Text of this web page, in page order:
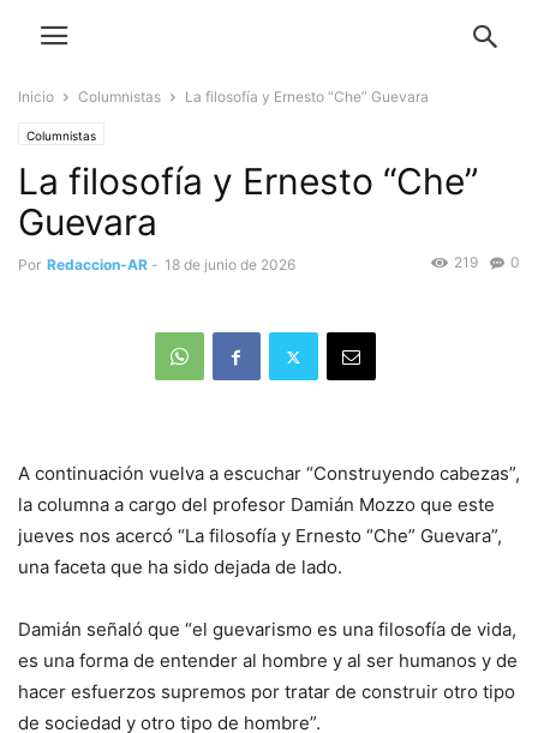
Inicio Columnistas La filosofía y Ernesto “Che” Guevara
Columnistas
La filosofía y Ernesto “Che”
Guevara
Por Redaccion-AR - 18 de junio de 2026 0
219
A continuación vuelva a escuchar “Construyendo cabezas”,
la columna a cargo del profesor Damián Mozzo que este
jueves nos acercó “La filosofía y Ernesto “Che” Guevara”,
una faceta que ha sido dejada de lado.
Damián señaló que “el guevarismo es una filosofía de vida,
es una forma de entender al hombre y al ser humanos y de
hacer esfuerzos supremos por tratar de construir otro tipo
de sociedad y otro tipo de hombre”.